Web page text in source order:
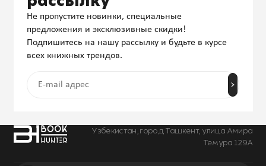
Узбекистан, город Ташкент, улица Амира
Темура 129А
Не пропустите новинки, специальные
предложения и эксклюзивные скидки!
Подпишитесь на нашу рассылку и будьте в курсе
всех книжных трендов.